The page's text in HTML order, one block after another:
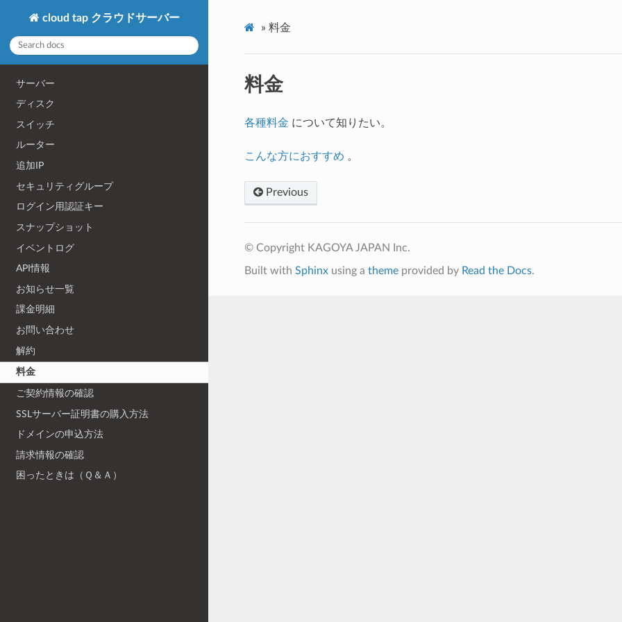
cloud tap クラウドサーバー
サーバー
ディスク
スイッチ
ルーター
追加IP
セキュリティグループ
ログイン用認証キー
スナップショット
イベントログ
API情報
お知らせ一覧
課金明細
お問い合わせ
解約
料金
ご契約情報の確認
SSLサーバー証明書の購入方法
ドメインの申込方法
請求情報の確認
困ったときは（Ｑ＆Ａ）
» 料金
料金
各種料金 について知りたい。
こんな方におすすめ 。
Previous
© Copyright KAGOYA JAPAN Inc.
Built with Sphinxusing a themeprovided by Read the Docs.